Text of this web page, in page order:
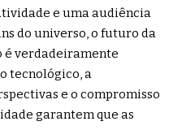
e uma audiência
do universo, o futuro da
é verdadeiramente
tecnológico, a
e o compromisso
garantem que as